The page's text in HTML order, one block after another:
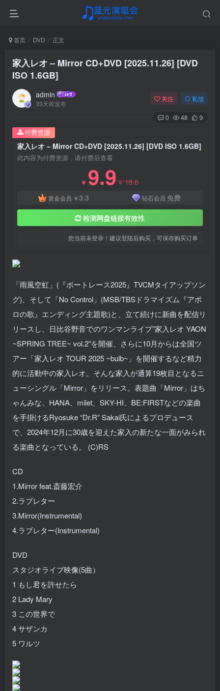
首页 DVD 正文
家入レオ – Mirror CD+DVD [2025.11.26] [DVD
ISO 1.6GB]
admin
33天前发布
关注 私信
0 48 9
家入レオ – Mirror CD+DVD [2025.11.26] [DVD ISO 1.6GB]
此内容为付费资源，请付费后查看
￥ 9.9￥18.8
黄金会员 ￥3.3 钻石会员 免费
检测网盘链接有效性
您当前未登录！建议登陆后购买，可保存购买订单
付费资源
「雨風空虹」(『ボートレース2025』TVCMタイアップソン
グ)、そして「No Control」(MSB/TBSドラマイズム『アポ
ロの歌』エンディング主題歌)と、立て続けに新曲を配信リ
リースし、日比谷野音でのワンマンライブ”家入レオ YAON
~SPRING TREE~ vol.2″を開催、さらに10月からは全国ツ
アー「家入レオ TOUR 2025 ~bulb~」を開催するなど精力
的に活動中の家入レオ。そんな家入が通算19枚目となるニ
ューシングル「Mirror」をリリース。表題曲「Mirror」はち
ゃんみな、HANA、milet、SKY-HI、BE:FIRSTなどの楽曲
を手掛けるRyosuke “Dr.R” Sakai氏によるプロデュース
で、2024年12月に30歳を迎えた家入の新たな一面がみられ
る楽曲となっている。 (C)RS
CD
1.Mirror feat.斎藤宏介
2.ラブレター
3.Mirror(Instrumental)
4.ラブレター(Instrumental)
DVD
スタジオライブ映像(5曲）
1 もし君を許せたら
2 Lady Mary
3 この世界で
4 サザンカ
5 ワルツ